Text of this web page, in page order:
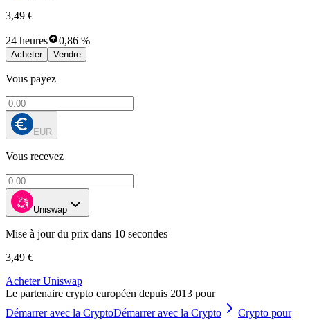
3,49 €
24 heures 0,86 %
Acheter Vendre
Vous payez
EUR
Vous recevez
Uniswap
Mise à jour du prix dans 10 secondes
3,49 €
Acheter Uniswap
Le partenaire crypto européen depuis 2013 pour
Démarrer avec la CryptoDémarrer avec la Crypto
Crypto pour